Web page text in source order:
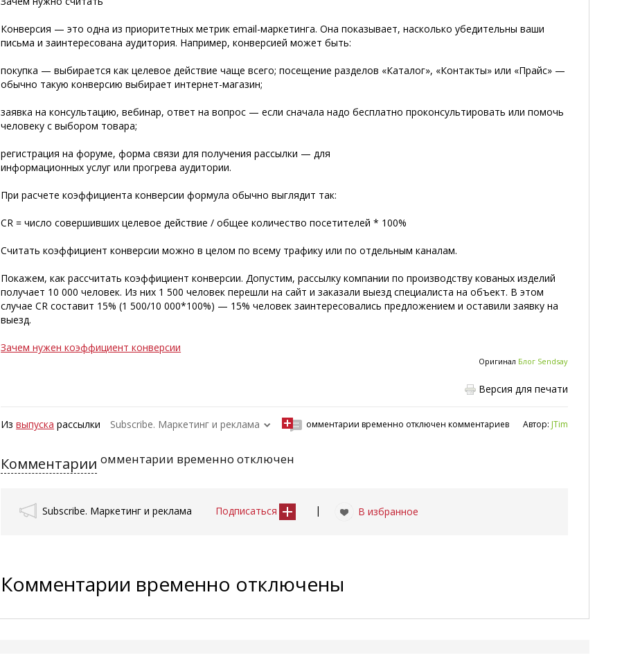
Конверсия — это одна из приоритетных метрик email-маркетинга. Она показывает, насколько убедительны ваши
письма и заинтересована аудитория. Например, конверсией может быть:
покупка — выбирается как целевое действие чаще всего; посещение разделов «Каталог», «Контакты» или «Прайс» —
обычно такую конверсию выбирает интернет-магазин;
заявка на консультацию, вебинар, ответ на вопрос — если сначала надо бесплатно проконсультировать или помочь
человеку с выбором товара;
регистрация нафоруме, форма связи для получения рассылки — для
информационных услуг или прогрева аудитории.
При расчете коэффициента конверсии формула обычно выглядит так:
CR = число совершивших целевое действие / общее количество посетителей * 100%
Считать коэффициент конверсии можно в целом по всему трафику или по отдельным каналам.
Покажем, как рассчитать коэффициент конверсии. Допустим, рассылку компании по производству кованых изделий
получает 10 000 человек. Из них 1 500 человек перешли на сайт и заказали выезд специалиста на объект. В этом
случае CR составит 15% (1 500/10 000*100%) — 15% человек заинтересовались предложением и оставили заявку на
выезд.
Зачем нужен коэффициент конверсии
Оригинал Блог Sendsay
Версия для печати
Извыпуска рассылки Subscribe. Маркетинг и реклама Автор: JTim
омментарии временно отключен комментариев
Комментарии омментарии временно отключен
Subscribe. Маркетинг и реклама Подписаться | В избранное
Комментарии временно отключены